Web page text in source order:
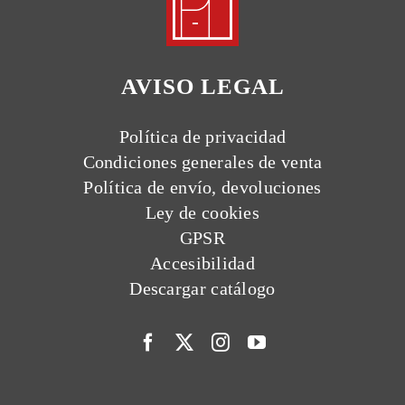
AVISO LEGAL
Política de privacidad
Condiciones generales de venta
Política de envío, devoluciones
Ley de cookies
GPSR
Accesibilidad
Descargar catálogo